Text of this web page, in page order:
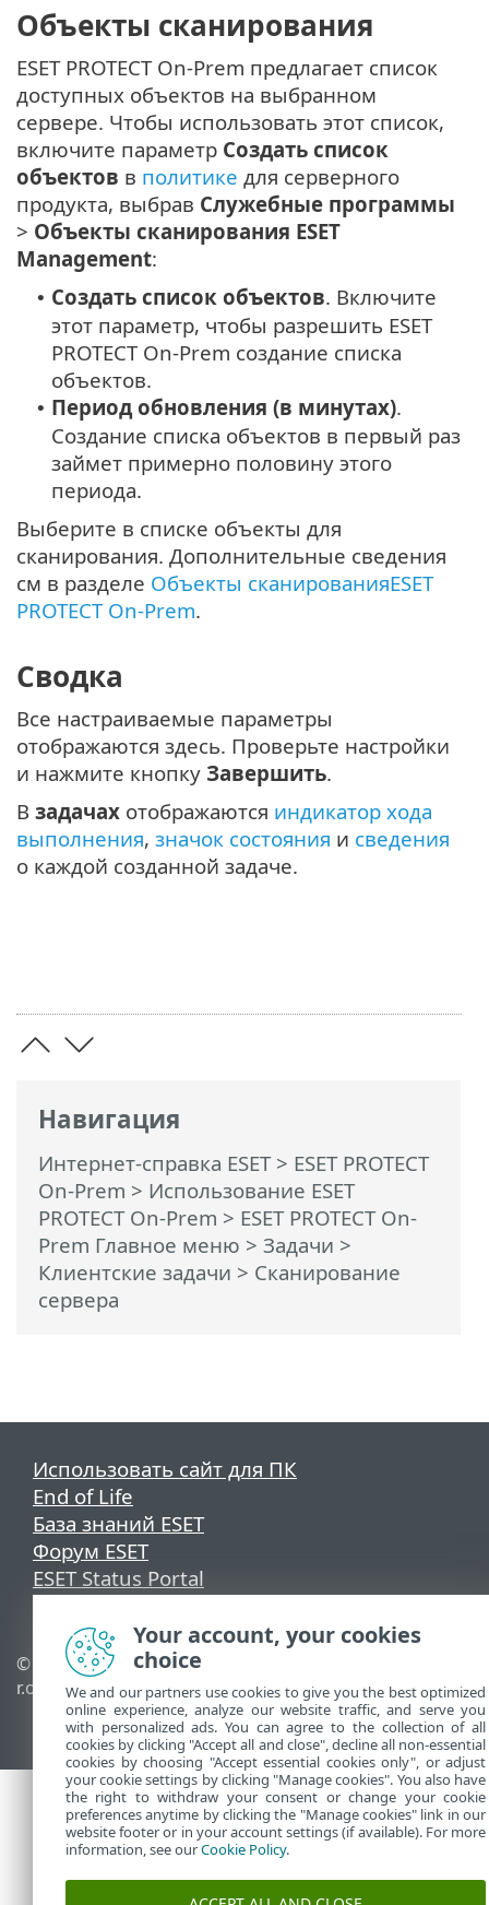
Навигация
Интернет-справка ESET> ESET PROTECT
On-Prem > Использование ESET
PROTECT On-Prem > ESET PROTECT On-
Prem Главное меню > Задачи >
Клиентские задачи > Сканирование
сервера
Объекты сканирования
ESET PROTECT On-Prem предлагает список
доступных объектов на выбранном
сервере. Чтобы использовать этот список,
включите параметр Создать список
объектов в политике для серверного
продукта, выбрав Служебные программы
> Объекты сканирования ESET
Management:
• Создать список объектов. Включите
этот параметр, чтобы разрешить ESET
PROTECT On-Prem создание списка
объектов.
• Период обновления (в минутах).
Создание списка объектов в первый раз
займет примерно половину этого
периода.
Выберите в списке объекты для
сканирования. Дополнительные сведения
см в разделе Объекты сканированияESET
PROTECT On-Prem.
Сводка
Все настраиваемые параметры
отображаются здесь. Проверьте настройки
и нажмите кнопку Завершить.
В задачах отображаются индикатор хода
выполнения, значок состояния и сведения
о каждой созданной задаче.
Использовать сайт для ПК
End of Life
База знаний ESET
Форум ESET
ESET Status Portal
© 1992 - 2026 ESET, spol. s
r.o. - Все права защищены.
cookie
Политика в отношении
файлов cookie
Your account, your cookies
choice
We and our partners use cookies to give you the best optimized
online experience, analyze our website traffic, and serve you
with personalized ads. You can agree to the collection of all
cookies by clicking "Accept all and close", decline all non-essential
cookies by choosing "Accept essential cookies only", or adjust
your cookie settings by clicking "Manage cookies". You also have
the right to withdraw your consent or change your cookie
preferences anytime by clicking the "Manage cookies" link in our
website footer or in your account settings (if available). For more
information, see ourCookie Policy.